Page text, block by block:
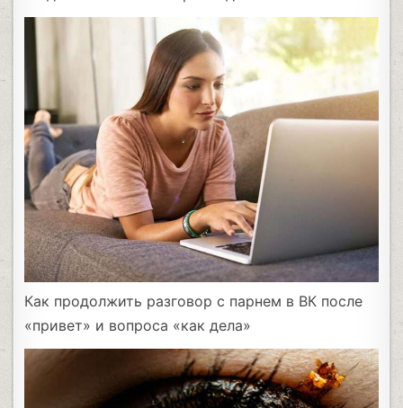
Как продолжить разговор с парнем в ВК после
«привет» и вопроса «как дела»